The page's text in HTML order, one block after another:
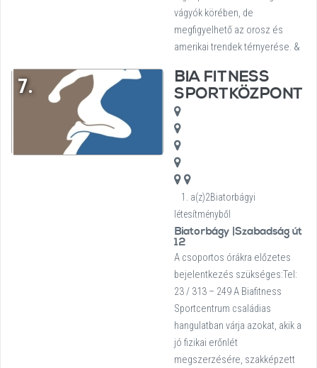
vágyók körében, de
megfigyelhető az orosz és
amerikai trendek térnyerése. &
7.
BIA FITNESS
SPORTKÖZPONT
1. a(z)2Biatorbágyi
létesítményből
Biatorbágy |Szabadság út
12
A csoportos órákra előzetes
bejelentkezés szükséges:Tel:
23 / 313 – 249 A Biafitness
Sportcentrum családias
hangulatban várja azokat, akik a
jó fizikai erőnlét
megszerzésére, szakképzett